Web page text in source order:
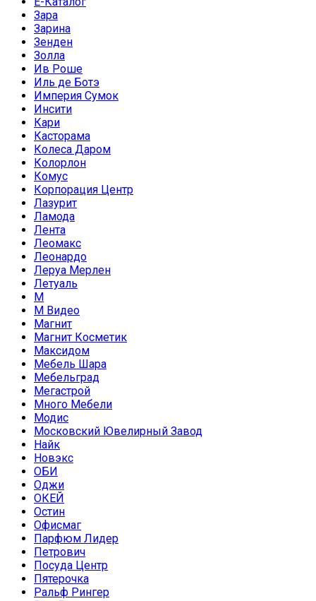
Зара
Зарина
Зенден
Золла
Ив Роше
Иль де Ботэ
Империя Сумок
Инсити
Кари
Касторама
Колеса Даром
Колорлон
Комус
Корпорация Центр
Лазурит
Ламода
Лента
Леомакс
Леонардо
Леруа Мерлен
Летуаль
М
М Видео
Магнит
Магнит Косметик
Максидом
Мебель Шара
Мебельград
Мегастрой
Много Мебели
Модис
Московский Ювелирный Завод
Найк
Новэкс
ОБИ
Оджи
ОКЕЙ
Остин
Офисмаг
Парфюм Лидер
Петрович
Посуда Центр
Пятерочка
Ральф Рингер